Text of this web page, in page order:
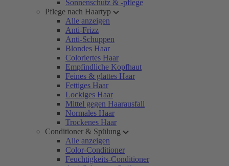
Sonnenschutz & -pflege
Pflege nach Haartyp
Alle anzeigen
Anti-Frizz
Anti-Schuppen
Blondes Haar
Coloriertes Haar
Empfindliche Kopfhaut
Feines & glattes Haar
Fettiges Haar
Lockiges Haar
Mittel gegen Haarausfall
Normales Haar
Trockenes Haar
Conditioner & Spülung
Alle anzeigen
Color-Conditioner
Feuchtigkeits-Conditioner